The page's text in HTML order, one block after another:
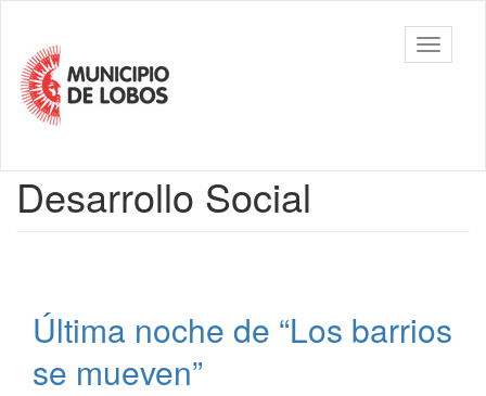
contenido
principal
Municipalidad
de Lobos
barra
Contenido
Desarrollo Social
Última noche de “Los barrios
se mueven”